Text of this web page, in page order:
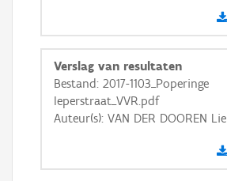
Basis Lagen
OSM-Basiskaart
GRB-Basiskaart
Verslag van resultaten
Bestand: 2017-1103_Poperinge
Ieperstraat_VVR.pdf
Auteur(s): VAN DER DOOREN